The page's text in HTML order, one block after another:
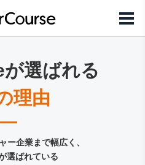
選ばれる
理由
ー企業まで幅広く、
選ばれている